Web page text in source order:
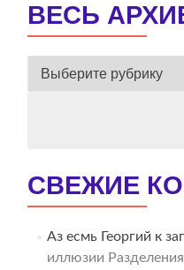
ВЕСЬ
ВЕСЬ
СВЕЖИЕ
Аз есмь Георгий к
иллюзии